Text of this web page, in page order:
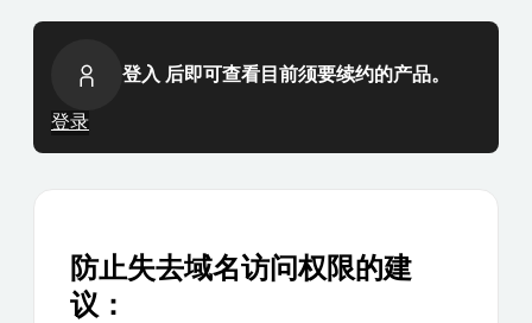
登入 后即可查看目前须要续约的产品。
登录
防止失去域名访问权限的建
议：